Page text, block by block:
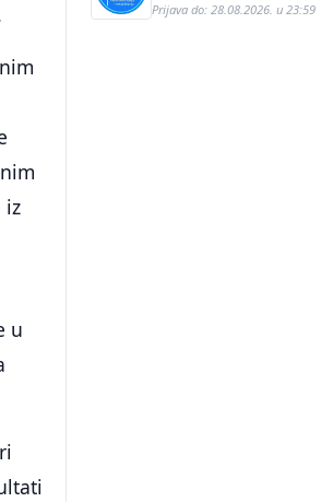
iz
u
Prijava do: 28.08.2026. u 23:59